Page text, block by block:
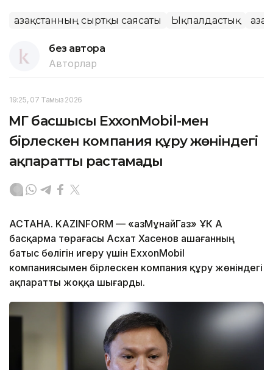
Қазақстанның сыртқы саясаты Ықпалдастық
без автора
Авторлар
19:25, 07 Тамыз 2026
ҚМГ басшысы ExxonMobil-мен
бірлескен компания құру жөніндегі
ақпаратты растамады
АСТАНА. KAZINFORM — «ҚазМұнайГаз» ҰК АҚ
басқарма төрағасы Асхат Хасенов Қашағанның
батыс бөлігін игеру үшін ExxonMobil
компаниясымен бірлескен компания құру жөніндегі
ақпаратты жоққа шығарды.